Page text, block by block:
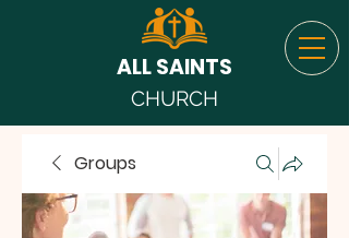
ALL SAINTS
CHURCH
Groups